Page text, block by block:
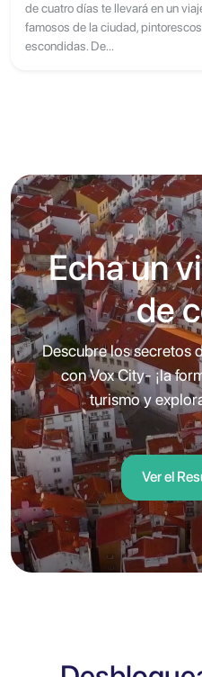
de cuatro días te llevará en un
famosos de la ciudad,
escondidas. De...
Echa un
de
Descubre los secretos
con Vox City- ¡la
turismo y
Ver el